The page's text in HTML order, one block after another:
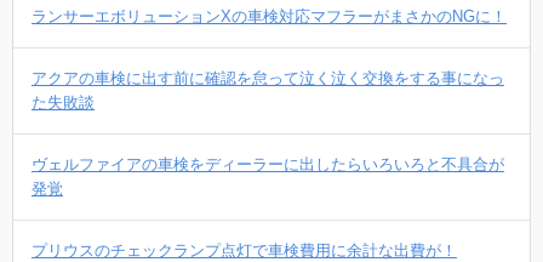
ランサーエボリューションXの車検対応マフラーがまさかのNGに！
アクアの車検に出す前に確認を怠って泣く泣く交換をする事になっ
た失敗談
ヴェルファイアの車検をディーラーに出したらいろいろと不具合が
発覚
プリウスのチェックランプ点灯で車検費用に余計な出費が！